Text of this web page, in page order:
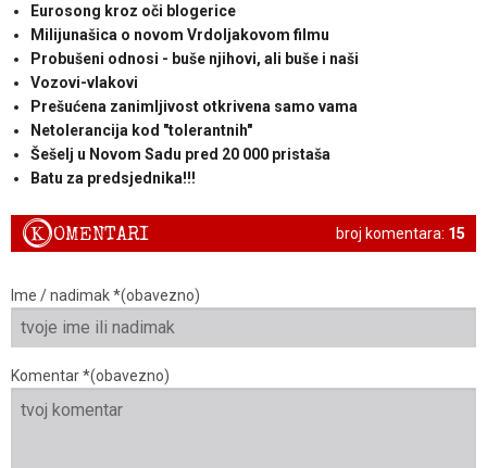
Eurosong kroz oči blogerice
Milijunašica o novom Vrdoljakovom filmu
Probušeni odnosi - buše njihovi, ali buše i naši
Vozovi-vlakovi
Prešućena zanimljivost otkrivena samo vama
Netolerancija kod "tolerantnih"
Šešelj u Novom Sadu pred 20 000 pristaša
Batu za predsjednika!!!
broj komentara: 15
KOMENTARI
Ime / nadimak *(obavezno)
Komentar *(obavezno)